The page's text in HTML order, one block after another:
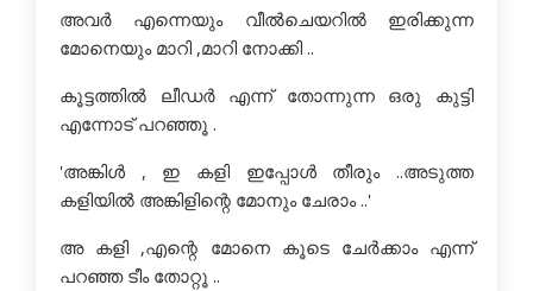
അവര്‍ എന്നെയും വീല്‍ചെയറില്‍ ഇരിക്കുന്ന
മോനെയും മാറി ,മാറി നോക്കി ..
കൂട്ടത്തില്‍ ലീഡര്‍ എന്ന് തോന്നുന്ന ഒരു കുട്ടി
എന്നോട് പറഞ്ഞൂ .
'അങ്കിള്‍ , ഇ കളി ഇപ്പോള്‍ തീരും ..അടുത്ത
കളിയില്‍ അങ്കിളിന്റെ മോനും ചേരാം ..'
അ കളി ,എന്റെ മോനെ കൂടെ ചേര്‍ക്കാം എന്ന്
പറഞ്ഞ ടീം തോറ്റൂ ..